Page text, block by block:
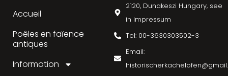
Accueil
Poêles en faïence
antiques
Information
2120, Dunakeszi Hungary, see
in Impressum
Tel: 00-3630303502-3
Email: